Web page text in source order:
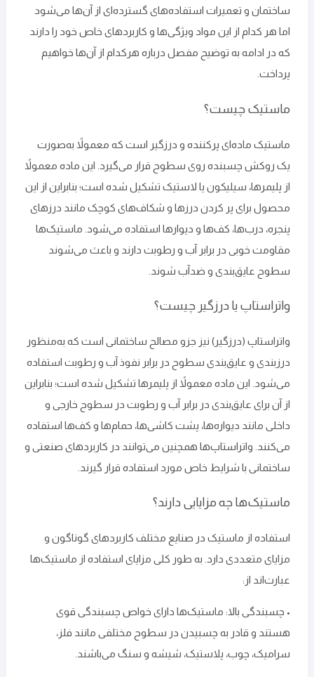
ساختمان و تعمیرات استفاده‌های گسترده‌ای از آن‌ها می‌شود
اما هر کدام از این مواد ویژگی‌ها و کاربردهای خاص خود را دارند
که در ادامه به توضیح مفصل درباره هرکدام از آن‌ها خواهیم
پرداخت.
ماستیک چیست؟
ماستیک ماده‌ای پرکننده و درزگیر است که معمولاً به‌صورت
یک روکش چسبنده روی سطوح قرار می‌گیرد. این ماده معمولاً
از پلیمرها، سیلیکون یا لاستیک تشکیل شده ‌است؛ بنابراین از این
محصول برای پر کردن درزها و شکاف‌های کوچک مانند درزهای
پنجره، درب‌ها، کف‌ها و دیوارها استفاده می‌شود. ماستیک‌ها
مقاومت خوبی در برابر آب و رطوبت دارند و باعث می‌شوند
سطوح عایق‌بندی و ضدآب شوند.
واتراستاپ یا درزگیر چیست؟
واتراستاپ (درزگیر) نیز جزو مصالح ساختمانی است که به‌منظور
درزبندی و عایق‌بندی سطوح در برابر نفوذ آب و رطوبت استفاده
می‌شود. این ماده معمولاً از پلیمرها تشکیل شده ‌است؛ بنابراین
از آن برای عایق‌بندی در برابر آب و رطوبت در سطوح خارجی و
داخلی مانند دیواره‌ها، پشت کاشی‌ها، حمام‌ها و کف‌ها استفاده
می‌کنند. واتراستاپ‌ها همچنین می‌توانند در کاربردهای صنعتی و
ساختمانی با شرایط خاص مورد استفاده قرار گیرند.
ماستیک‌ها چه مزایایی دارند؟
استفاده از ماستیک در صنایع مختلف کاربردهای گوناگون و
مزایای متعددی دارد. به‌ طور کلی مزایای استفاده از ماستیک‌ها
عبارت‌اند از:
• چسبندگی بالا: ماستیک‌ها دارای خواص چسبندگی قوی
هستند و قادر به چسبیدن در سطوح مختلفی مانند فلز،
سرامیک، چوب، پلاستیک، شیشه و سنگ می‌باشند.